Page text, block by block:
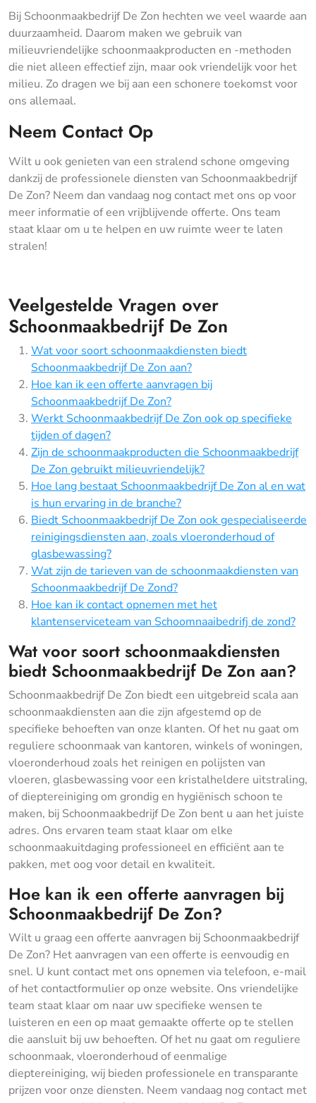
Bij Schoonmaakbedrijf De Zon hechten we veel waarde aan
duurzaamheid. Daarom maken we gebruik van
milieuvriendelijke schoonmaakproducten en -methoden
die niet alleen effectief zijn, maar ook vriendelijk voor het
milieu. Zo dragen we bij aan een schonere toekomst voor
ons allemaal.
Neem Contact Op
Wilt u ook genieten van een stralend schone omgeving
dankzij de professionele diensten van Schoonmaakbedrijf
De Zon? Neem dan vandaag nog contact met ons op voor
meer informatie of een vrijblijvende offerte. Ons team
staat klaar om u te helpen en uw ruimte weer te laten
stralen!
Veelgestelde Vragen over
Schoonmaakbedrijf De Zon
Wat voor soort schoonmaakdiensten biedt
Schoonmaakbedrijf De Zon aan?
Hoe kan ik een offerte aanvragen bij
Schoonmaakbedrijf De Zon?
Werkt Schoonmaakbedrijf De Zon ook op specifieke
tijden of dagen?
Zijn de schoonmaakproducten die Schoonmaakbedrijf
De Zon gebruikt milieuvriendelijk?
Hoe lang bestaat Schoonmaakbedrijf De Zon al en wat
is hun ervaring in de branche?
Biedt Schoonmaakbedrijf De Zon ook gespecialiseerde
reinigingsdiensten aan, zoals vloeronderhoud of
glasbewassing?
Wat zijn de tarieven van de schoonmaakdiensten van
Schoonmaakbedrijf De Zond?
Hoe kan ik contact opnemen met het
klantenserviceteam van Schoomnaaibedrifj de zond?
Wat voor soort schoonmaakdiensten
biedt Schoonmaakbedrijf De Zon aan?
Schoonmaakbedrijf De Zon biedt een uitgebreid scala aan
schoonmaakdiensten aan die zijn afgestemd op de
specifieke behoeften van onze klanten. Of het nu gaat om
reguliere schoonmaak van kantoren, winkels of woningen,
vloeronderhoud zoals het reinigen en polijsten van
vloeren, glasbewassing voor een kristalheldere uitstraling,
of dieptereiniging om grondig en hygiënisch schoon te
maken, bij Schoonmaakbedrijf De Zon bent u aan het juiste
adres. Ons ervaren team staat klaar om elke
schoonmaakuitdaging professioneel en efficiënt aan te
pakken, met oog voor detail en kwaliteit.
Hoe kan ik een offerte aanvragen bij
Schoonmaakbedrijf De Zon?
Wilt u graag een offerte aanvragen bij Schoonmaakbedrijf
De Zon? Het aanvragen van een offerte is eenvoudig en
snel. U kunt contact met ons opnemen via telefoon, e-mail
of het contactformulier op onze website. Ons vriendelijke
team staat klaar om naar uw specifieke wensen te
luisteren en een op maat gemaakte offerte op te stellen
die aansluit bij uw behoeften. Of het nu gaat om reguliere
schoonmaak, vloeronderhoud of eenmalige
dieptereiniging, wij bieden professionele en transparante
prijzen voor onze diensten. Neem vandaag nog contact met